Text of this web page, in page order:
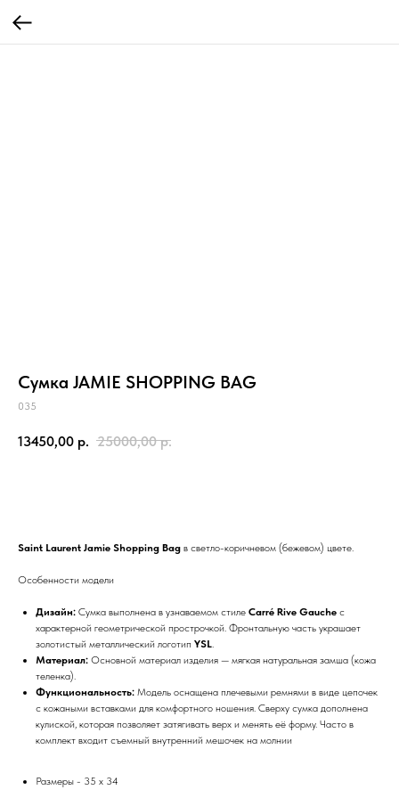
Сумка JAMIE SHOPPING BAG
035
13450,00 р. 25000,00 р.
Saint Laurent Jamie Shopping Bag в светло-коричневом (бежевом) цвете.
Особенности модели
Дизайн: Сумка выполнена в узнаваемом стиле Carré Rive Gauche с
характерной геометрической прострочкой. Фронтальную часть украшает
золотистый металлический логотип YSL.
Материал: Основной материал изделия — мягкая натуральная замша (кожа
теленка).
Функциональность: Модель оснащена плечевыми ремнями в виде цепочек
с кожаными вставками для комфортного ношения. Сверху сумка дополнена
кулиской, которая позволяет затягивать верх и менять её форму. Часто в
комплект входит съемный внутренний мешочек на молнии
Размеры - 35 х 34